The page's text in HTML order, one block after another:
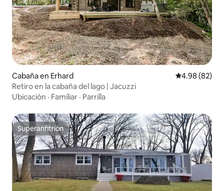
Cabaña en Erhard Calificación
4.98 (82)
Retiro en la cabaña del lago | Jacuzzi
Ubicación · Familiar · Parrilla
Superanfitrión
Superanfitrión